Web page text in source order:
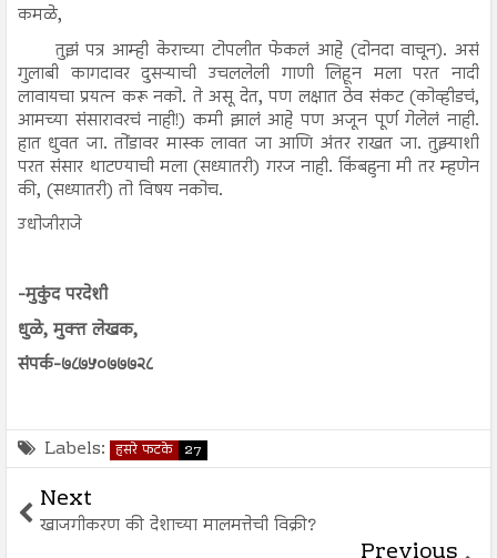
कमळे,
तुझं पत्र आम्ही केराच्या टोपलीत फेकलं आहे (दोनदा वाचून). असं
गुलाबी कागदावर दुसऱ्याची उचललेली गाणी लिहून मला परत नादी
लावायचा प्रयत्न करू नको. ते असू देत, पण लक्षात ठेव संकट (कोव्हीडचं,
आमच्या संसारावरचं नाही!) कमी झालं आहे पण अजून पूर्ण गेलेलं नाही.
हात धुवत जा. तोंडावर मास्क लावत जा आणि अंतर राखत जा. तुझ्याशी
परत संसार थाटण्याची मला (सध्यातरी) गरज नाही. किंबहुना मी तर म्हणेन
की, (सध्यातरी) तो विषय नकोच.
उधोजीराजे
-मुकुंद परदेशी
धुळे, मुक्त लेखक,
संपर्क-७८७५०७७७२८
Labels: हसरे फटके 27
Next
खाजगीकरण की देशाच्या मालमत्तेची विक्री?